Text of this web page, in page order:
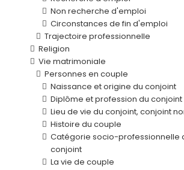
Non recherche d'emploi
Circonstances de fin d'emploi
Trajectoire professionnelle
Religion
Vie matrimoniale
Personnes en couple
Naissance et origine du conjoint
Diplôme et profession du conjoint
Lieu de vie du conjoint, conjoint
Histoire du couple
Catégorie socio-professionnelle
conjoint
La vie de couple